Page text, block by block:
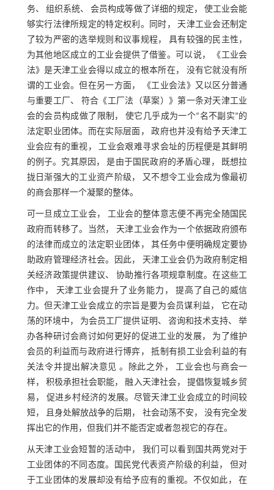
务、 组织系统、 会员构成等做了详细的规定， 使工业会能
够实行法律所规定的特定权利。同时， 天津工业会还制定
了较为严密的选举规则和议事规程， 具有较强的民主性，
为其他地区成立的工业会提供了借鉴。可以说， 《工业会
法》是天津工业会得以成立的根本所在， 没有它就没有所
谓的工业会。但在另一方面， 《工业会法》又以区分普通
与重要工厂、 符合《工厂法（草案）》第一条对天津工业
会的会员构成做了限制， 使它几乎成为一个“名不副实”的
法定职业团体。而在实际层面， 政府也并没有给予天津工
业会应有的重视， 工业会艰难寻求会址的历程便是其鲜明
的例子。究其原因， 是由于国民政府的矛盾心理， 既想拉
拢日渐强大的工业资产阶级， 又不想令工业会成为像最初
的商会那样一个凝聚的整体。
可一旦成立工业会， 工业会的整体意志便不再完全随国民
政府而转移了。当然， 天津工业会作为一个依据政府颁布
的法律而成立的法定职业团体， 其任务中便明确规定要协
助政府管理经济社会。因此， 天津工业会仍为政府制定相
关经济政策提供建议、 协助推行各项规章制度。在这些工
作中， 天津工业会提升了业务能力， 提高了自己的威信
力。但天津工业会成立的宗旨是要为会员谋利益， 它在动
荡的环境中， 为会员工厂提供证明、 咨询和技术支持、 举
办各种研讨会商讨如何更好的促进工业的发展， 为了维护
会员的利益而与政府进行博弈， 抵制有损工业会利益的有
关法令并提出解决意见 。除此之外， 工业会也与商会一
样， 积极承担社会职能， 融入天津社会， 提倡恢复城乡贸
易， 促进乡村经济的发展。尽管天津工业会成立的时间较
短， 且身处解放战争的后期， 社会动荡不安， 没有完全发
挥出它的作用，但我们并不能否定或者忽视它的存在。
从天津工业会短暂的活动中， 我们可以看到国共两党对于
工业团体的不同态度。国民党代表资产阶级的利益， 但对
于工业团体的发展却没有给予应有的重视。不仅如此， 在